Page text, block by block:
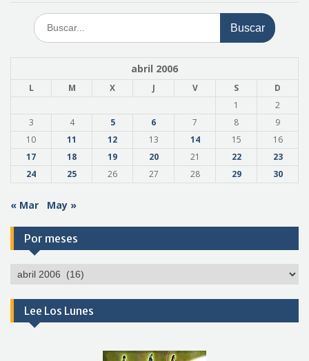
Buscar:
abril 2006
L M X J V S
D
1
2
3
4 5 6 7 8
9
10
11 12 13 14 15
16
17
18 19 20 21 22
23
24
25 26 27 28 29 30
« Mar May »
Por meses
Por
Lee Los Lunes